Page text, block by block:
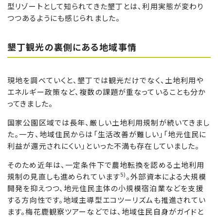
型リゾートとして知られてきた墾丁とは、利用実態が変わり
つつあるようにも感じられました。
墾丁観光の裏側にある地域事情
現地を調べていくと、墾丁では観光だけでなく、土地利用や
エネルギー政策など、複数の課題が重なっていることも分か
ってきました。
国家公園区域では長年、厳しい土地利用規制が続いてきまし
た。一方、地域住民からは「生活改善が難しい」「地元住民に
利益が還元されにくい」といった不満も存在していました。
そのため近年は、一定条件下で農地転換を認める土地利用
規制の見直しも進められています5)。外部資本による大規模
開発を抑えつつ、地元住民主体の小規模宿泊業などを支援
する方向性です。地域主導型エコツーリズムも推進されてい
ます。梅花鹿観察ツアーなどでは、地域住民自身がガイドと